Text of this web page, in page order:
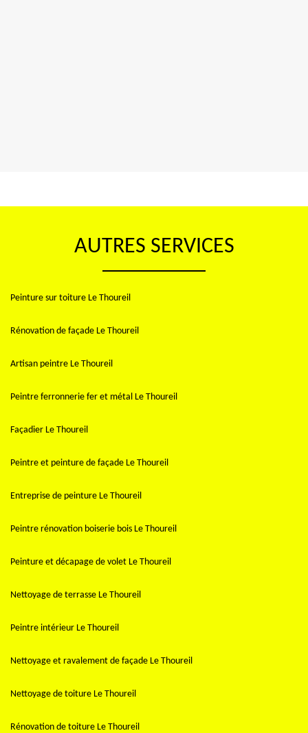
AUTRES SERVICES
Peinture sur toiture Le Thoureil
Rénovation de façade Le Thoureil
Artisan peintre Le Thoureil
Peintre ferronnerie fer et métal Le Thoureil
Façadier Le Thoureil
Peintre et peinture de façade Le Thoureil
Entreprise de peinture Le Thoureil
Peintre rénovation boiserie bois Le Thoureil
Peinture et décapage de volet Le Thoureil
Nettoyage de terrasse Le Thoureil
Peintre intérieur Le Thoureil
Nettoyage et ravalement de façade Le Thoureil
Nettoyage de toiture Le Thoureil
Rénovation de toiture Le Thoureil